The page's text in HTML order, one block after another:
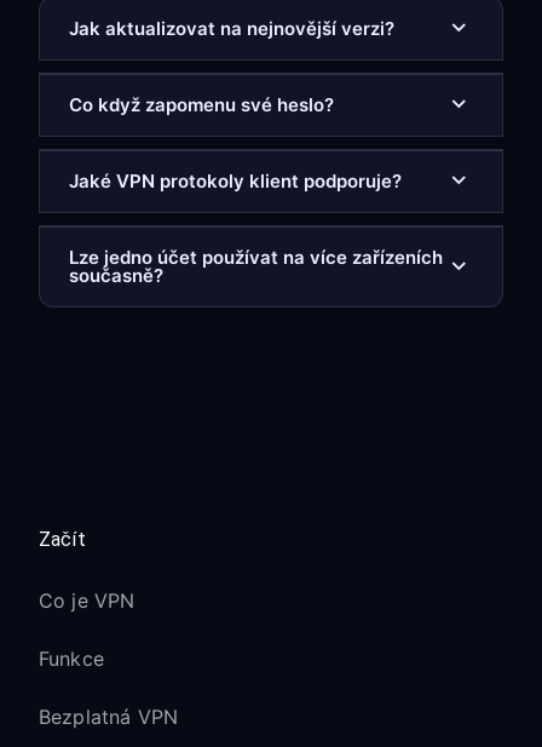
Jak aktualizovat na nejnovější verzi?
Co když zapomenu své heslo?
Jaké VPN protokoly klient podporuje?
Lze jedno účet používat na více zařízeních
současně?
Začít
Co je VPN
Funkce
Bezplatná VPN